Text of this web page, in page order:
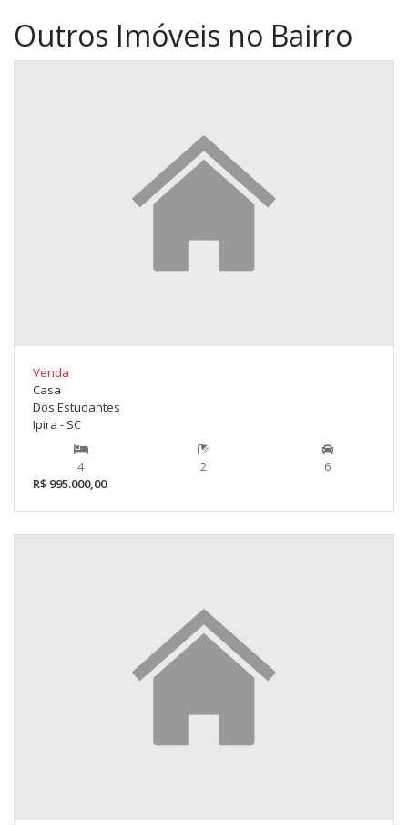
Outros Imóveis no Bairro
Venda
Casa
Dos Estudantes
Ipira - SC
4 2
6
R$ 995.000,00